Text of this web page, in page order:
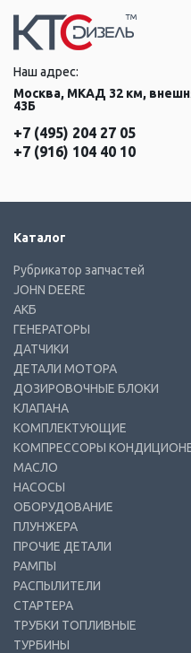
Наш адрес:
Москва, МКАД 32 км,
43Б
+7 (495) 204 27 05
+7 (916) 104 40 10
Каталог
Рубрикатор запчастей
JOHN DEERE
АКБ
ГЕНЕРАТОРЫ
ДАТЧИКИ
ДЕТАЛИ МОТОРА
ДОЗИРОВОЧНЫЕ БЛОКИ
КЛАПАНА
КОМПЛЕКТУЮЩИЕ
КОМПРЕССОРЫ
МАСЛО
НАСОСЫ
ОБОРУДОВАНИЕ
ПЛУНЖЕРА
ПРОЧИЕ ДЕТАЛИ
РАМПЫ
РАСПЫЛИТЕЛИ
СТАРТЕРА
ТРУБКИ ТОПЛИВНЫЕ
ТУРБИНЫ